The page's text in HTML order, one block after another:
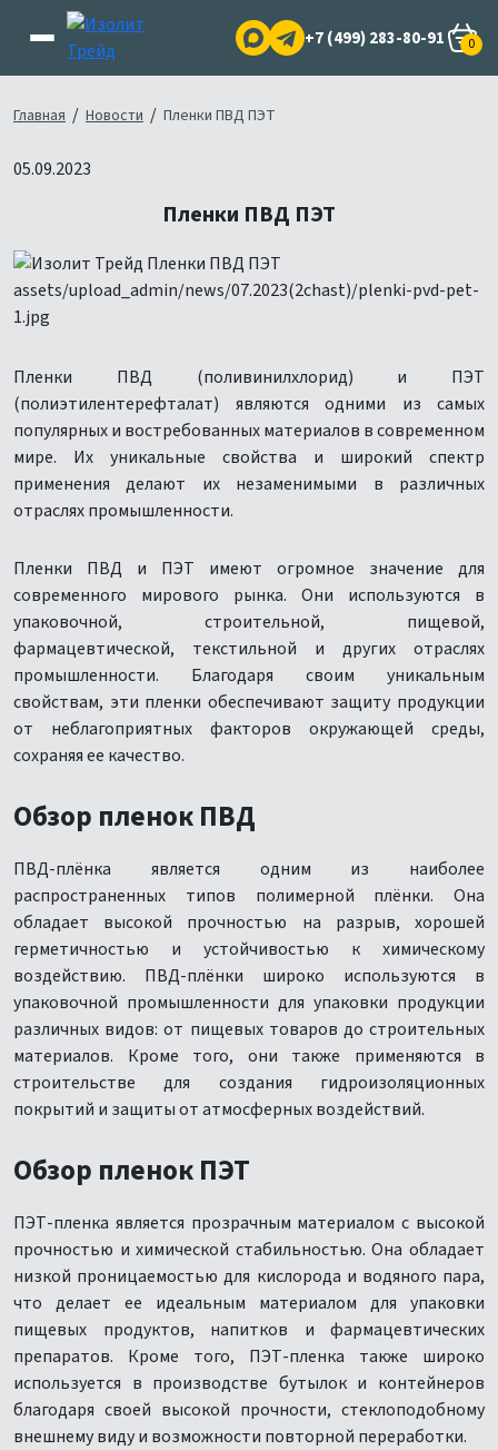
+7 (499) 283-80-91 0
Главная / Новости / Пленки ПВД ПЭТ
05.09.2023
Пленки ПВД ПЭТ
Пленки ПВД (поливинилхлорид) и ПЭТ
(полиэтилентерефталат) являются одними из самых
популярных и востребованных материалов в современном
мире. Их уникальные свойства и широкий спектр
применения делают их незаменимыми в различных
отраслях промышленности.
Пленки ПВД и ПЭТ имеют огромное значение для
современного мирового рынка. Они используются в
упаковочной, строительной, пищевой,
фармацевтической, текстильной и других отраслях
промышленности. Благодаря своим уникальным
свойствам, эти пленки обеспечивают защиту продукции
от неблагоприятных факторов окружающей среды,
сохраняя ее качество.
Обзор пленок ПВД
ПВД-плёнка является одним из наиболее
распространенных типов полимерной плёнки. Она
обладает высокой прочностью на разрыв, хорошей
герметичностью и устойчивостью к химическому
воздействию. ПВД-плёнки широко используются в
упаковочной промышленности для упаковки продукции
различных видов: от пищевых товаров до строительных
материалов. Кроме того, они также применяются в
строительстве для создания гидроизоляционных
покрытий и защиты от атмосферных воздействий.
Обзор пленок ПЭТ
ПЭТ-пленка является прозрачным материалом с высокой
прочностью и химической стабильностью. Она обладает
низкой проницаемостью для кислорода и водяного пара,
что делает ее идеальным материалом для упаковки
пищевых продуктов, напитков и фармацевтических
препаратов. Кроме того, ПЭТ-пленка также широко
используется в производстве бутылок и контейнеров
благодаря своей высокой прочности, стеклоподобному
внешнему виду и возможности повторной переработки.